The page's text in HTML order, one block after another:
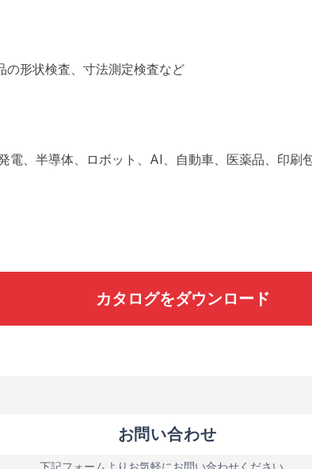
の形状検査、寸法測定検査など
電、半導体、ロボット、AI、自動車、医薬品、印刷
カタログをダウンロード
お問い合わせ
下記フォームよりお気軽にお問い合わせください。